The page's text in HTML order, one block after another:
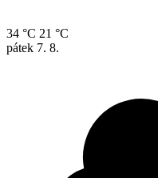
34 °C 21 °C
pátek 7. 8.